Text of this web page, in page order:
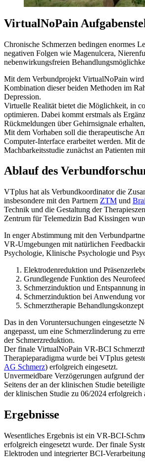
VirtualNoPain
Chronische Schmerzen bedingen enormes
negativen Folgen wie Magenulcera,
nebenwirkungsfreien
Mit dem Verbundprojekt VirtualNoPain
Kombination dieser beiden Methoden im
Depression.
Virtuelle Realität bietet die Möglichkeit, in
optimieren. Dabei kommt erstmals als
Rückmeldungen über Gehirnsignale
Mit dem Vorhaben soll die therapeutische
Computer-Interface erarbeitet werden. Mit
Machbarkeitsstudie zunächst an Patienten
Ablauf des
VTplus hat als Verbundkoordinator die
insbesondere mit den Partnern ZTM und
Technik und die Gestaltung der
Zentrum für Telemedizin Bad Kissingen
In enger Abstimmung mit den
VR-Umgebungen mit natürlichen
Psychologie, Klinische Psychologie und
Elektrodenreduktion und
Grundlegende Funktion des
Schmerzinduktion und Entspannung
Schmerzinduktion bei Anwendung
Schmerztherapie
Das in den Voruntersuchungen eingesetzte
angepasst, um eine Schmerzlinderung zu
der Schmerzreduktion.
Der finale VirtualNoPain VR-BCI
Therapieparadigma wurde bei VTplus
AG Schmerz) erfolgreich eingesetzt.
Unvermeidbare Verzögerungen aufgrund
Seitens der an der klinischen Studie
der klinischen Studie zu 06/2024 erfolgreich
Ergebnisse
Wesentliches Ergebnis ist ein VR-BCI-
erfolgreich eingesetzt wurde. Der finale
Elektroden und integrierter BCI-